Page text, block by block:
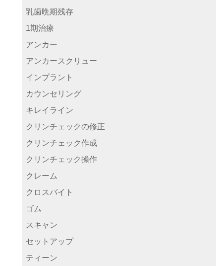
乳歯晩期残存
1期治療
アンカー
アンカースクリュー
インプラント
カウンセリング
キレイライン
クリンチェックの修正
クリンチェック作成
クリンチェック操作
クレーム
クロスバイト
ゴム
スキャン
セットアップ
ティーン